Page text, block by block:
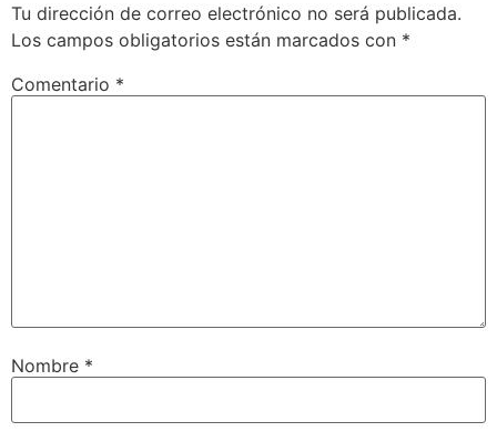
Tu dirección de correo electrónico no será publicada.
Los campos obligatorios están marcados con *
Comentario *
Nombre *